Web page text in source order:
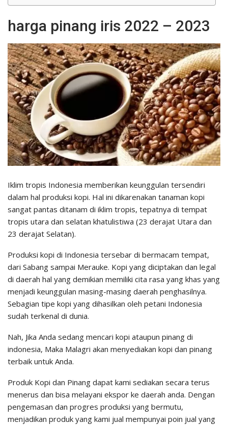
harga pinang iris 2022 – 2023
Iklim tropis Indonesia memberikan keunggulan tersendiri
dalam hal produksi kopi. Hal ini dikarenakan tanaman kopi
sangat pantas ditanam di iklim tropis, tepatnya di tempat
tropis utara dan selatan khatulistiwa (23 derajat Utara dan
23 derajat Selatan).
Produksi kopi di Indonesia tersebar di bermacam tempat,
dari Sabang sampai Merauke. Kopi yang diciptakan dan legal
di daerah hal yang demikian memiliki cita rasa yang khas yang
menjadi keunggulan masing-masing daerah penghasilnya.
Sebagian tipe kopi yang dihasilkan oleh petani Indonesia
sudah terkenal di dunia.
Nah, Jika Anda sedang mencari kopi ataupun pinang di
indonesia, Maka Malagri akan menyediakan kopi dan pinang
terbaik untuk Anda.
Produk Kopi dan Pinang dapat kami sediakan secara terus
menerus dan bisa melayani ekspor ke daerah anda. Dengan
pengemasan dan progres produksi yang bermutu,
menjadikan produk yang kami jual mempunyai poin jual yang